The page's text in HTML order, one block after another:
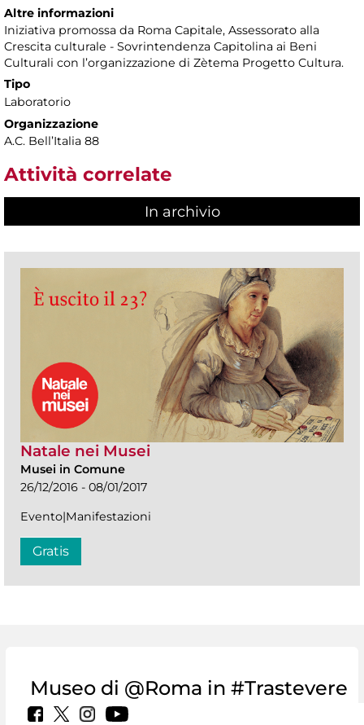
Altre informazioni
Iniziativa promossa da Roma Capitale, Assessorato alla
Crescita culturale - Sovrintendenza Capitolina ai Beni
Culturali con l’organizzazione di Zètema Progetto Cultura.
Tipo
Laboratorio
Organizzazione
A.C. Bell’Italia 88
Attività correlate
In archivio
Natale nei Musei
Musei in Comune
26/12/2016 - 08/01/2017
Evento|Manifestazioni
Gratis
Museo di @Roma in #Trastevere